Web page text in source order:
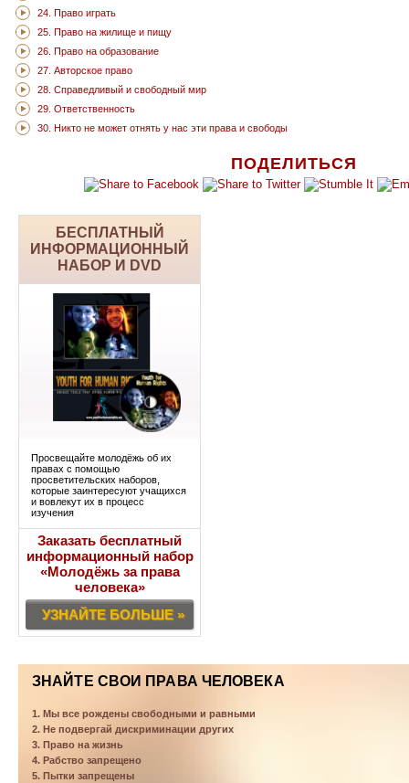
ПОДЕЛИТЬСЯ
БЕСПЛАТНЫЙ
ИНФОРМАЦИОННЫЙ
НАБОР И DVD
Просвещайте молодёжь об их
правах с помощью
просветительских наборов,
которые заинтересуют учащихся
и вовлекут их в процесс
изучения
Заказать бесплатный
информационный набор
«Молодёжь за права
человека»
УЗНАЙТЕ БОЛЬШЕ »
ЗНАЙТЕ СВОИ ПРАВА ЧЕЛОВЕКА
1. Мы все рождены свободными и равными
2. Не подвергай дискриминации других
3. Право на жизнь
4. Рабство запрещено
5. Пытки запрещены
24. Право играть
25. Право на жилище и пищу
26. Право на образование
27. Авторское право
28. Справедливый и свободный мир
29. Ответственность
30. Никто не может отнять у нас эти права и свободы